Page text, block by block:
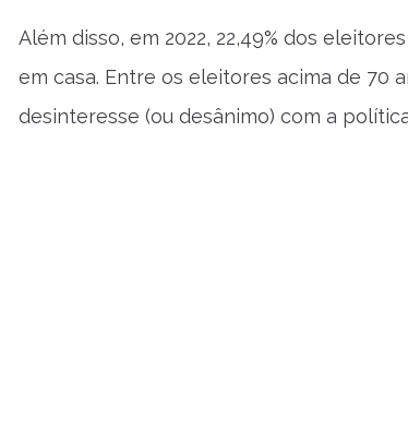
Além disso, em 2022, 22,49% dos
em casa. Entre os eleitores acima de 70
desinteresse (ou desânimo) com a